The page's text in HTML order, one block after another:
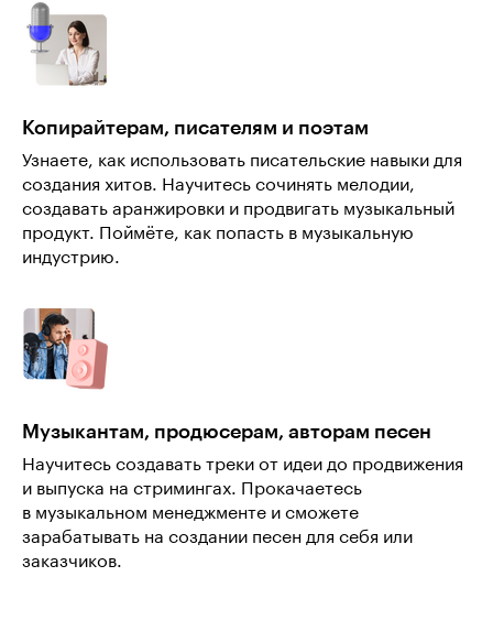
Копирайтерам, писателям и поэтам
Узнаете, как использовать писательские навыки для
создания хитов. Научитесь сочинять мелодии,
создавать аранжировки и продвигать музыкальный
продукт. Поймёте, как попасть в музыкальную
индустрию.
Музыкантам, продюсерам, авторам песен
Научитесь создавать треки от идеи до продвижения
и выпуска на стримингах. Прокачаетесь
в музыкальном менеджменте и сможете
зарабатывать на создании песен для себя или
заказчиков.